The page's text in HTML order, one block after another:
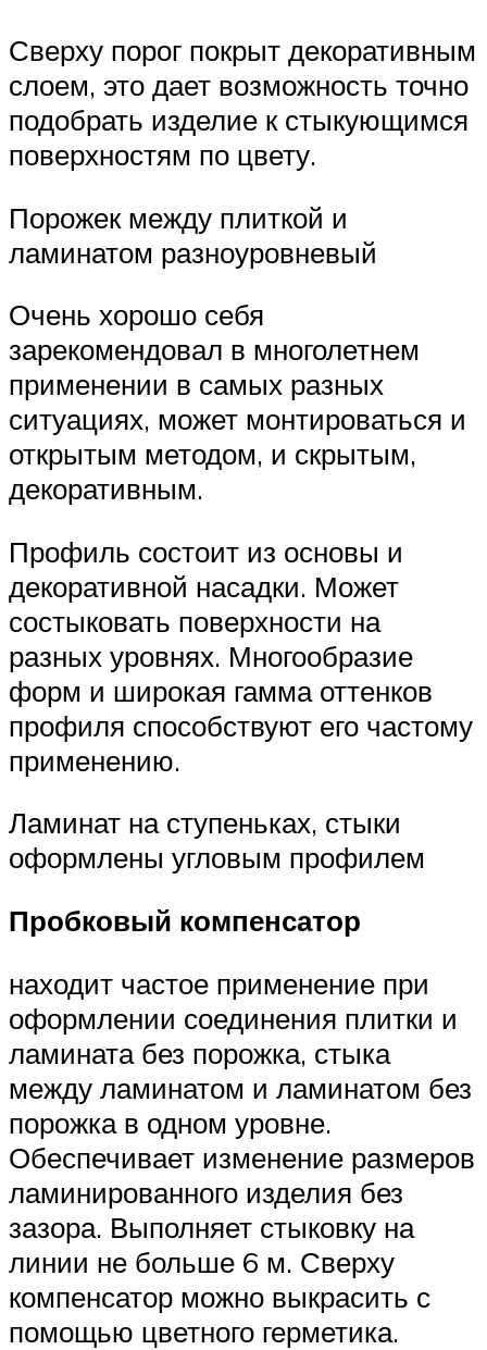
Сверху порог покрыт декоративным
слоем, это дает возможность точно
подобрать изделие к стыкующимся
поверхностям по цвету.
Порожек между плиткой и
ламинатом разноуровневый
Очень хорошо себя
зарекомендовал в многолетнем
применении в самых разных
ситуациях, может монтироваться и
открытым методом, и скрытым,
декоративным.
Профиль состоит из основы и
декоративной насадки. Может
состыковать поверхности на
разных уровнях. Многообразие
форм и широкая гамма оттенков
профиля способствуют его частому
применению.
Ламинат на ступеньках, стыки
оформлены угловым профилем
Пробковый компенсатор
находит частое применение при
оформлении соединения плитки и
ламината без порожка, стыка
между ламинатом и ламинатом без
порожка в одном уровне.
Обеспечивает изменение размеров
ламинированного изделия без
зазора. Выполняет стыковку на
линии не больше 6 м. Сверху
компенсатор можно выкрасить с
помощью цветного герметика.